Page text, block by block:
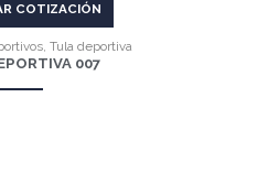
COTIZACIÓN
Tula deportiva
007